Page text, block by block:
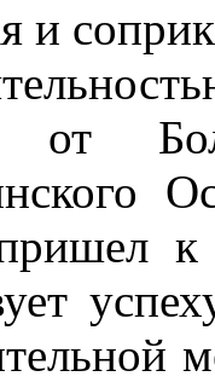
и
от
к